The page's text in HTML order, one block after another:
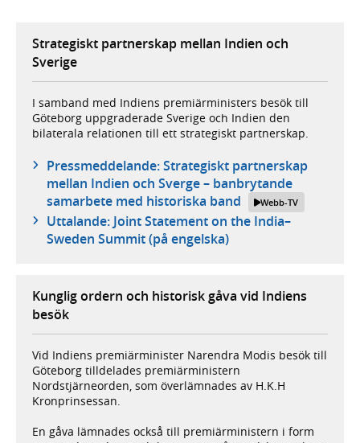
Strategiskt partnerskap mellan Indien och
Sverige
I samband med Indiens premiärministers besök till
Göteborg uppgraderade Sverige och Indien den
bilaterala relationen till ett strategiskt partnerskap.
Pressmeddelande: Strategiskt partnerskap
mellan Indien och Sverge – banbrytande
samarbete med historiska band
Webb-TV
Uttalande: Joint Statement on the India–
Sweden Summit (på engelska)
Kunglig ordern och historisk gåva vid Indiens
besök
Vid Indiens premiärminister Narendra Modis besök till
Göteborg tilldelades premiärministern
Nordstjärneorden, som överlämnades av H.K.H
Kronprinsessan.
En gåva lämnades också till premiärministern i form